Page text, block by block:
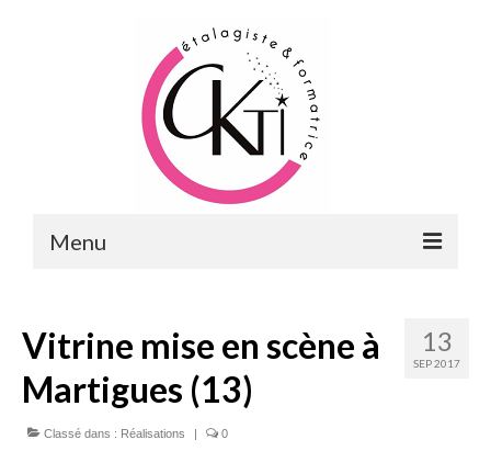
Menu
FORMATIONS
FORMATIONS DU POINT DE VENTE
MERCHANDISING & VITRINES
13
SEP 2017
Vitrine mise en scène à
Martigues (13)
Classé dans : Réalisations | 0